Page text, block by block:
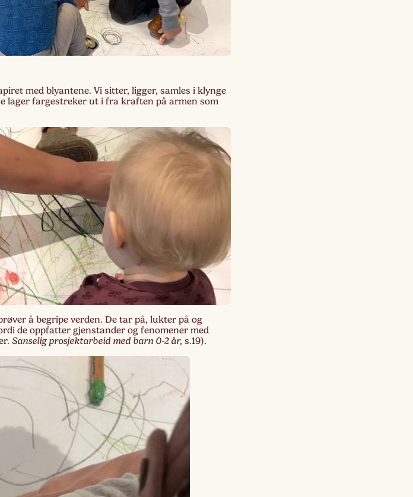
med blyantene. Vi sitter, ligger, samles i klynge
lager fargestreker ut i fra kraften på armen som
å begripe verden. De tar på, lukter på og
de oppfatter gjenstander og fenomener med
Sanselig prosjektarbeid med barn 0-2 år, s.19).